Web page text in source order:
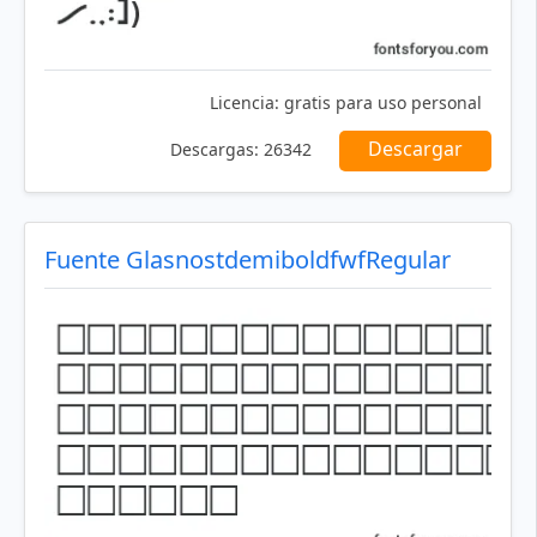
Licencia: gratis para uso personal
Descargas: 26342 Descargar
Fuente GlasnostdemiboldfwfRegular